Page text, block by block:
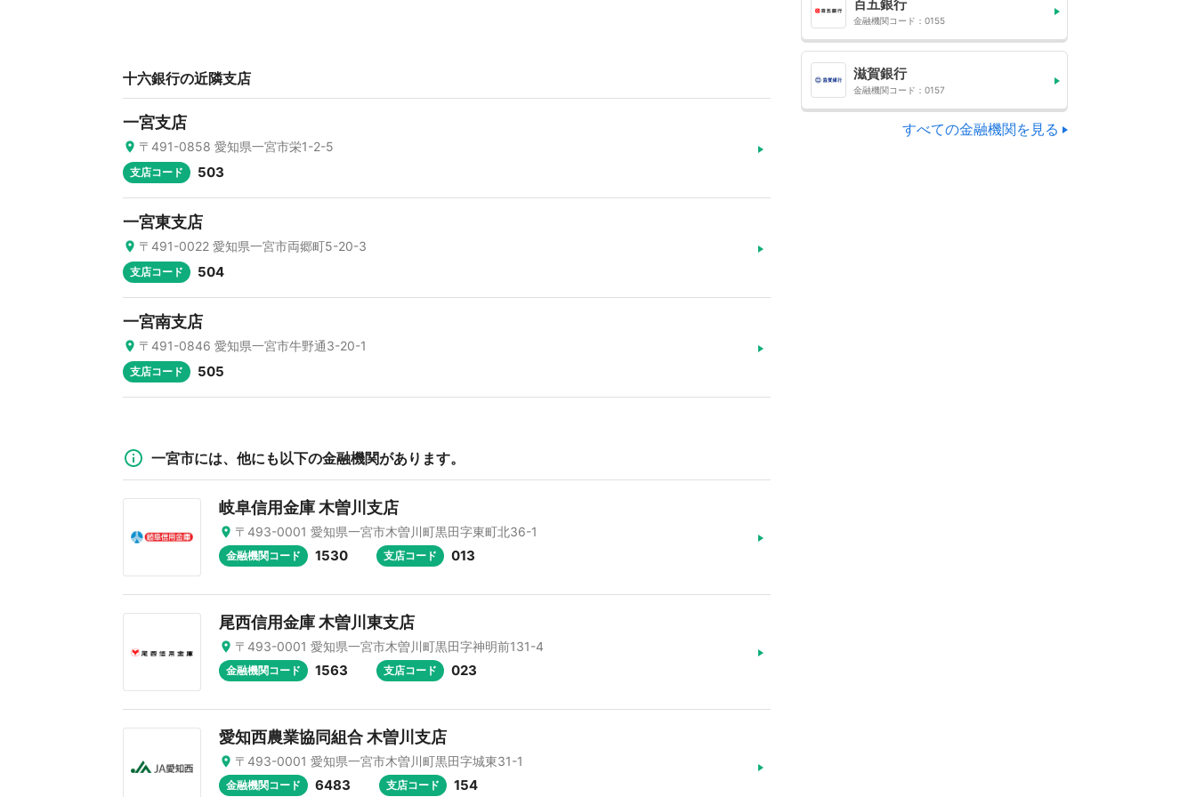
十六銀行の近隣支店
一宮支店
〒491-0858 愛知県一宮市栄1-2-5
支店コード 503
一宮東支店
〒491-0022 愛知県一宮市両郷町5-20-3
支店コード 504
一宮南支店
〒491-0846 愛知県一宮市牛野通3-20-1
支店コード 505
一宮市には、他にも以下の金融機関があります。
岐阜信用金庫 木曽川支店
〒493-0001 愛知県一宮市木曽川町黒田字東町北36-1
金融機関コード 1530 支店コード 013
尾西信用金庫 木曽川東支店
〒493-0001 愛知県一宮市木曽川町黒田字神明前131-4
金融機関コード 1563 支店コード 023
愛知西農業協同組合 木曽川支店
〒493-0001 愛知県一宮市木曽川町黒田字城東31-1
金融機関コード 6483 支店コード 154
百五銀行
金融機関コード：0155
滋賀銀行
金融機関コード：0157
すべての金融機関を見る